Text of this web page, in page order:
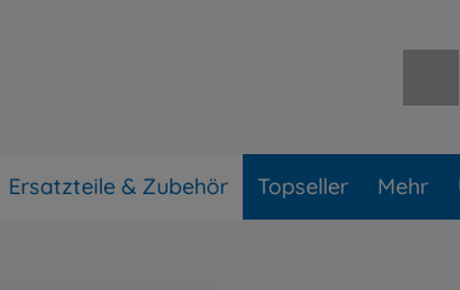
Ersatzteile & Zubehör Topseller Mehr